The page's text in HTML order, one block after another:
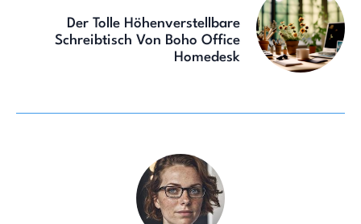
Der Tolle Höhenverstellbare
Schreibtisch Von Boho Office
Homedesk